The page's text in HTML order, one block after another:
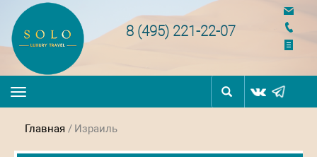
8 (495) 221-22-07
Toggle
navigation
Главная / Израиль